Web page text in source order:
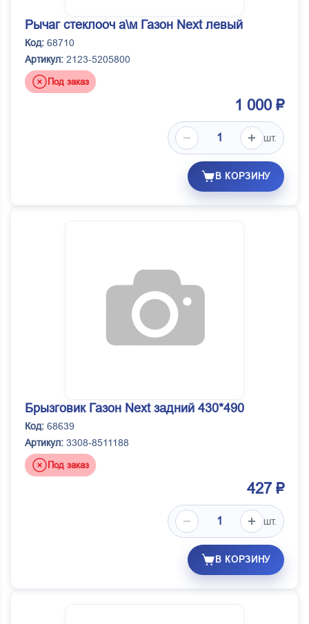
Рычаг стеклооч а\м Газон Next левый
Код: 68710
Артикул: 2123-5205800
Под заказ
1 000 ₽
шт.
В КОРЗИНУ
Брызговик Газон Next задний 430*490
Код: 68639
Артикул: 3308-8511188
Под заказ
427 ₽
шт.
В КОРЗИНУ